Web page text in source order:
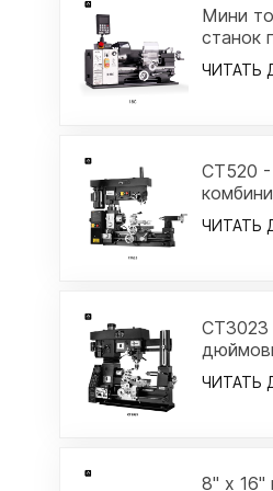
Мини
станок
7" x
ЧИТАТЬ
CT520
ЧИТАТЬ
ЧИТАТЬ
8" x 16"